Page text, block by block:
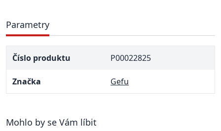
Parametry
Číslo produktu P00022825
Značka Gefu
Mohlo by se Vám líbit